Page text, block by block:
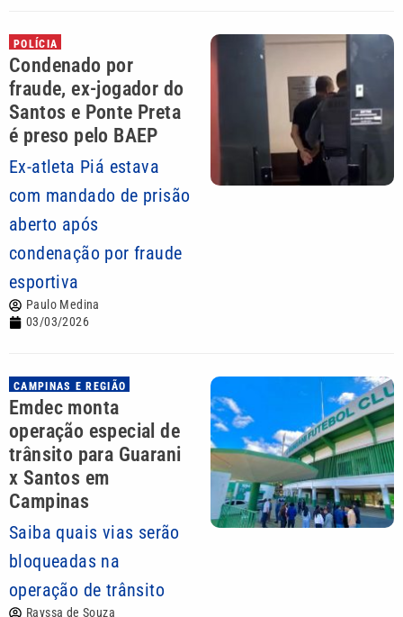
POLÍCIA
Condenado por
fraude, ex-jogador do
Santos e Ponte Preta
é preso pelo BAEP
Ex-atleta Piá estava
com mandado de prisão
aberto após
condenação por fraude
esportiva
Paulo Medina
03/03/2026
CAMPINAS E REGIÃO
Emdec monta
operação especial de
trânsito para Guarani
x Santos em
Campinas
Saiba quais vias serão
bloqueadas na
operação de trânsito
Rayssa de Souza